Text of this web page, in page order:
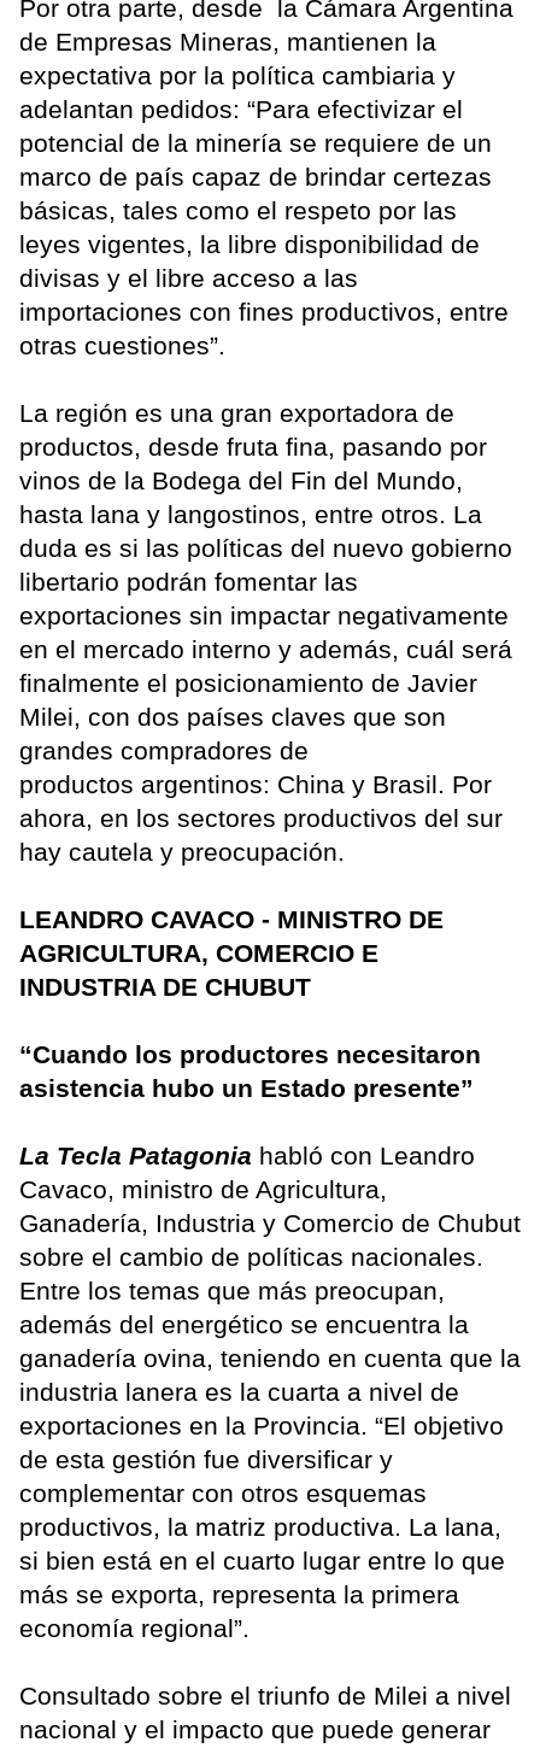
Por otra parte, desde la Cámara Argentina
de Empresas Mineras, mantienen la
expectativa por la política cambiaria y
adelantan pedidos: “Para efectivizar el
potencial de la minería se requiere de un
marco de país capaz de brindar certezas
básicas, tales como el respeto por las
leyes vigentes, la libre disponibilidad de
divisas y el libre acceso a las
importaciones con fines productivos, entre
otras cuestiones”.
La región es una gran exportadora de
productos, desde fruta fina, pasando por
vinos de la Bodega del Fin del Mundo,
hasta lana y langostinos, entre otros. La
duda es si las políticas del nuevo gobierno
libertario podrán fomentar las
exportaciones sin impactar negativamente
en el mercado interno y además, cuál será
finalmente el posicionamiento de Javier
Milei, con dos países claves que son
grandes compradores de
productos argentinos: China y Brasil. Por
ahora, en los sectores productivos del sur
hay cautela y preocupación.
LEANDRO CAVACO - MINISTRO DE
AGRICULTURA, COMERCIO E
INDUSTRIA DE CHUBUT
“Cuando los productores necesitaron
asistencia hubo un Estado presente”
La Tecla Patagonia habló con Leandro
Cavaco, ministro de Agricultura,
Ganadería, Industria y Comercio de Chubut
sobre el cambio de políticas nacionales.
Entre los temas que más preocupan,
además del energético se encuentra la
ganadería ovina, teniendo en cuenta que la
industria lanera es la cuarta a nivel de
exportaciones en la Provincia. “El objetivo
de esta gestión fue diversificar y
complementar con otros esquemas
productivos, la matriz productiva. La lana,
si bien está en el cuarto lugar entre lo que
más se exporta, representa la primera
economía regional”.
Consultado sobre el triunfo de Milei a nivel
nacional y el impacto que puede generar